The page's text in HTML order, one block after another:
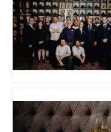
JPG